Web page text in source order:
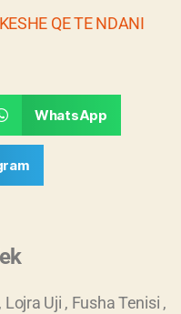
QE TE NDANI
WhatsApp
Uji , Fusha Tenisi ,